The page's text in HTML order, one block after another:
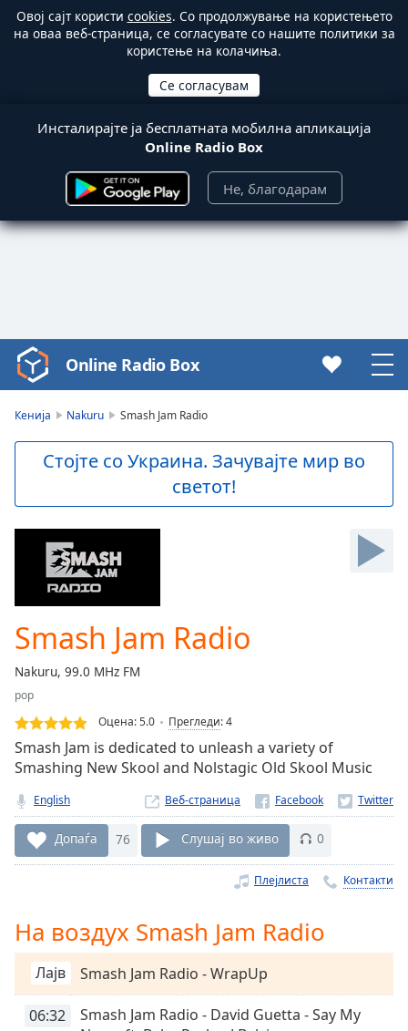
Овој сајт користи cookies. Со продолжување на користењето
на оваа веб-страница, се согласувате со нашите политики за
користење на колачиња.
Инсталирајте ја бесплатната мобилна апликација
Online Radio Box
Не, благодарам
Video
Player
Skip
Current
Loaded:
0.00%
Stream
Type
LIVE
Seek to
live,
behind
liveLIVE
Remaining
Time-
Playback
Rate
Chapters
Chapters
Online Radio Box
Кенија Nakuru Smash Jam Radio
Стојте со Украина. Зачувајте мир во
светот!
Smash Jam Radio
Nakuru, 99.0 MHz FM
pop
Оцена:5.0 Прегледи:4
Smash Jam is dedicated to unleash a variety of
Smashing New Skool and Nolstagic Old Skool Music
English Веб-страница
Допаѓа 76 Слушај во живо 0
Плејлиста Контакти
На воздух Smash Jam Radio
Лајв Smash Jam Radio - WrapUp
06:32
Smash Jam Radio - David Guetta - Say My